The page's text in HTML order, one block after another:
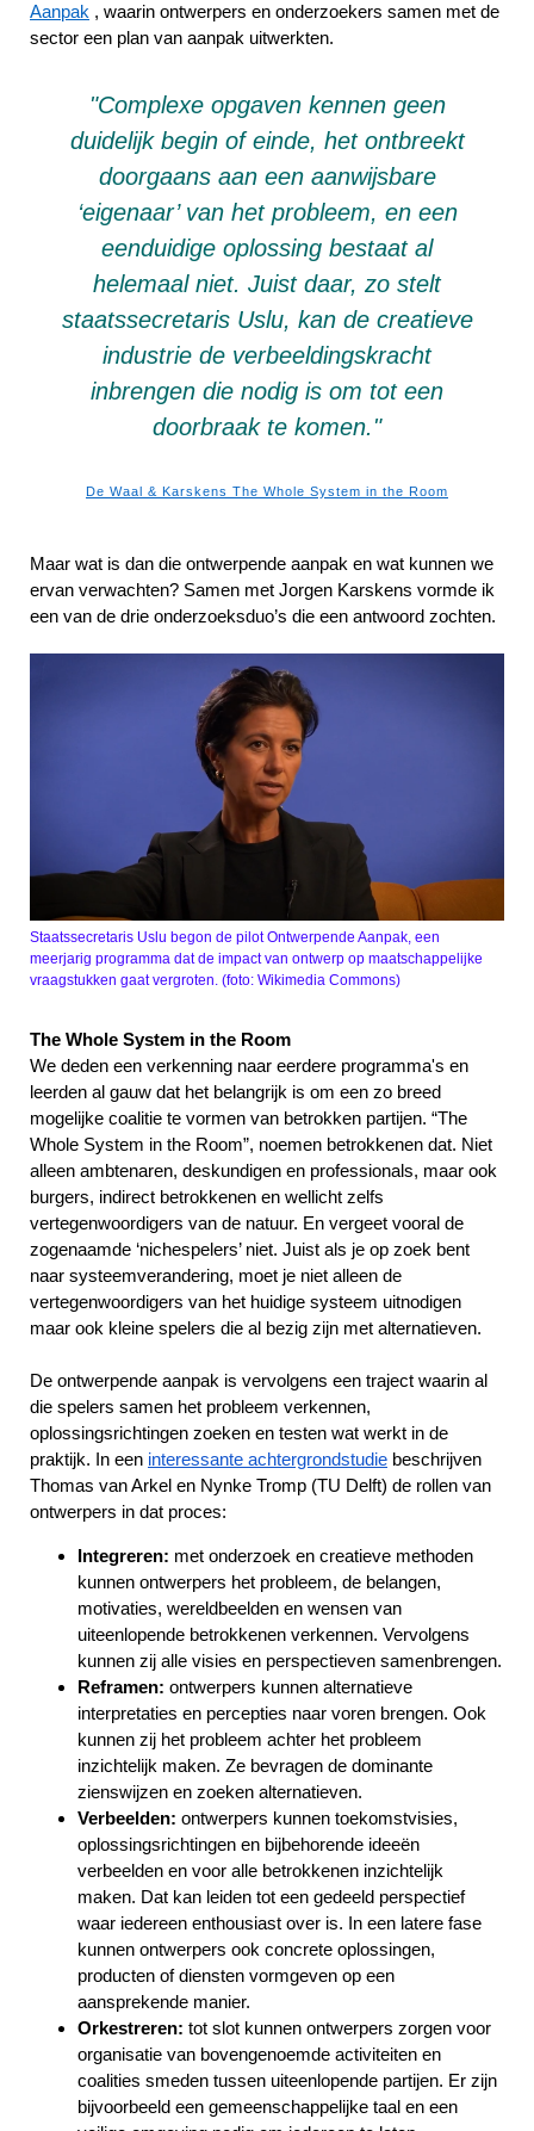
Aanpak , waarin ontwerpers en onderzoekers samen met de
sector een plan van aanpak uitwerkten.
"Complexe opgaven kennen geen
duidelijk begin of einde, het ontbreekt
doorgaans aan een aanwijsbare
‘eigenaar’ van het probleem, en een
eenduidige oplossing bestaat al
helemaal niet. Juist daar, zo stelt
staatssecretaris Uslu, kan de creatieve
industrie de verbeeldingskracht
inbrengen die nodig is om tot een
doorbraak te komen."
De Waal & Karskens The Whole System in the Room
Maar wat is dan die ontwerpende aanpak en wat kunnen we
ervan verwachten? Samen met Jorgen Karskens vormde ik
een van de drie onderzoeksduo’s die een antwoord zochten.
Staatssecretaris Uslu begon de pilot Ontwerpende Aanpak, een
meerjarig programma dat de impact van ontwerp op maatschappelijke
vraagstukken gaat vergroten. (foto: Wikimedia Commons)
The Whole System in the Room
We deden een verkenning naar eerdere programma's en
leerden al gauw dat het belangrijk is om een zo breed
mogelijke coalitie te vormen van betrokken partijen. “The
Whole System in the Room”, noemen betrokkenen dat. Niet
alleen ambtenaren, deskundigen en professionals, maar ook
burgers, indirect betrokkenen en wellicht zelfs
vertegenwoordigers van de natuur. En vergeet vooral de
zogenaamde ‘nichespelers’ niet. Juist als je op zoek bent
naar systeemverandering, moet je niet alleen de
vertegenwoordigers van het huidige systeem uitnodigen
maar ook kleine spelers die al bezig zijn met alternatieven.
De ontwerpende aanpak is vervolgens een traject waarin al
die spelers samen het probleem verkennen,
oplossingsrichtingen zoeken en testen wat werkt in de
praktijk. In een interessante achtergrondstudie beschrijven
Thomas van Arkel en Nynke Tromp (TU Delft) de rollen van
ontwerpers in dat proces:
Integreren: met onderzoek en creatieve methoden
kunnen ontwerpers het probleem, de belangen,
motivaties, wereldbeelden en wensen van
uiteenlopende betrokkenen verkennen. Vervolgens
kunnen zij alle visies en perspectieven samenbrengen.
Reframen: ontwerpers kunnen alternatieve
interpretaties en percepties naar voren brengen. Ook
kunnen zij het probleem achter het probleem
inzichtelijk maken. Ze bevragen de dominante
zienswijzen en zoeken alternatieven.
Verbeelden: ontwerpers kunnen toekomstvisies,
oplossingsrichtingen en bijbehorende ideeën
verbeelden en voor alle betrokkenen inzichtelijk
maken. Dat kan leiden tot een gedeeld perspectief
waar iedereen enthousiast over is. In een latere fase
kunnen ontwerpers ook concrete oplossingen,
producten of diensten vormgeven op een
aansprekende manier.
Orkestreren: tot slot kunnen ontwerpers zorgen voor
organisatie van bovengenoemde activiteiten en
coalities smeden tussen uiteenlopende partijen. Er zijn
bijvoorbeeld een gemeenschappelijke taal en een